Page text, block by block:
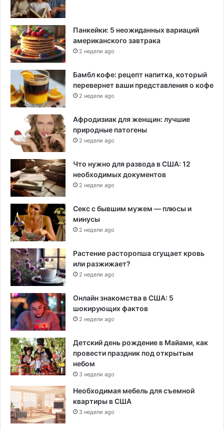
Панкейки: 5 неожиданных вариаций
американского завтрака
2 недели ago
Бамбл кофе: рецепт напитка, который
перевернет ваши представления о кофе
2 недели ago
Афродизиак для женщин: лучшие
природные патогены
2 недели ago
Что нужно для развода в США: 12
необходимых документов
2 недели ago
Секс с бывшим мужем — плюсы и
минусы
2 недели ago
Растение расторопша сгущает кровь
или разжижает?
2 недели ago
Онлайн знакомства в США: 5
шокирующих фактов
2 недели ago
Детский день рождение в Майами, как
провести праздник под открытым
небом
3 недели ago
Необходимая мебель для съемной
квартиры в США
3 недели ago